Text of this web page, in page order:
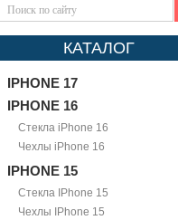
КАТАЛОГ
IPHONE 17
IPHONE 16
Стекла iPhone 16
Чехлы iPhone 16
IPHONE 15
Стекла IPhone 15
Чехлы IPhone 15